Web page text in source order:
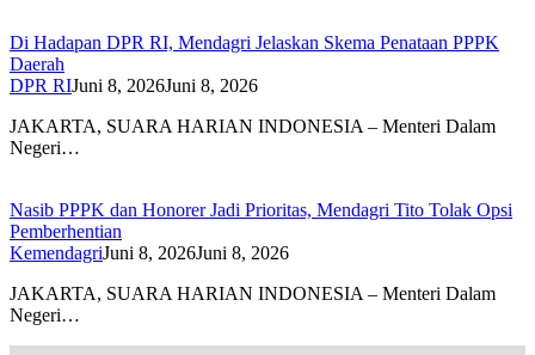
Di Hadapan DPR RI, Mendagri Jelaskan Skema Penataan PPPK
Daerah
DPR RIJuni 8, 2026Juni 8, 2026
JAKARTA, SUARA HARIAN INDONESIA – Menteri Dalam
Negeri…
Nasib PPPK dan Honorer Jadi Prioritas, Mendagri Tito Tolak Opsi
Pemberhentian
KemendagriJuni 8, 2026Juni 8, 2026
JAKARTA, SUARA HARIAN INDONESIA – Menteri Dalam
Negeri…